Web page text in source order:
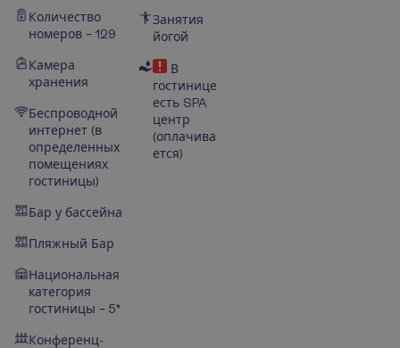
Количество
номеров – 129
Камера
хранения
Беспроводной
интернет (в
определенных
помещениях
гостиницы)
Бар у бассейна
Пляжный Бар
Национальная
категория
гостиницы – 5*
Конференц-
Занятия
йогой
В
гостинице
есть SPA
центр
(оплачива
ется)